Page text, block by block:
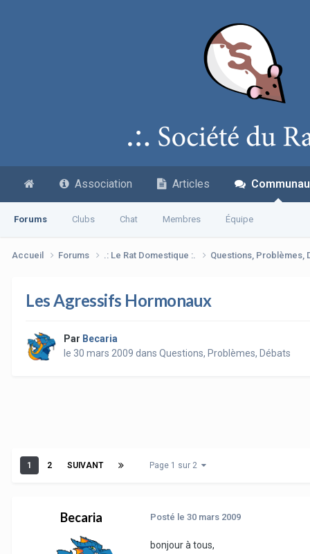
Association Articles
Forums Clubs Chat Membres Équipe
Accueil Forums .: Le Rat Domestique :. Questions, Problèmes,
Les Agressifs Hormonaux
Par Becaria
le 30 mars 2009 dans Questions, Problèmes, Débats
1 2 SUIVANT Page 1 sur 2
Becaria Posté le 30 mars 2009
bonjour à tous,